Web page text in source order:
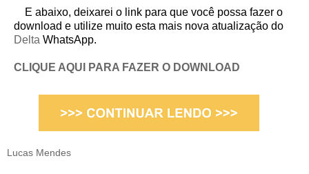
E abaixo, deixarei o link para que você possa fazer o
download e utilize muito esta mais nova atualização do
Delta WhatsApp.
CLIQUE AQUI PARA FAZER O DOWNLOAD
Lucas Mendes